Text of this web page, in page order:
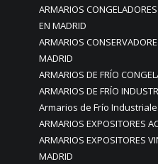
ARMARIOS
EN MADRID
ARMARIOS
MADRID
ARMARIOS DE FRÍO
ARMARIOS DE FRÍO
Armarios de Frío
ARMARIOS EXPOSITORES
ARMARIOS EXPOSITORES
MADRID